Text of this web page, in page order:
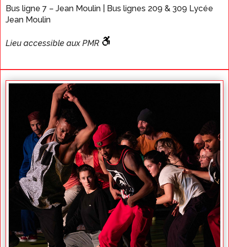
Bus ligne 7 – Jean Moulin | Bus lignes 209 & 309 Lycée
Jean Moulin
Lieu accessible aux PMR